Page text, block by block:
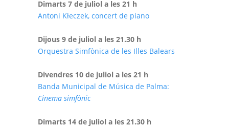
Dimarts 7 de juliol a les 21 h
Antoni Kłeczek, concert de piano
Dijous 9 de juliol a les 21.30 h
Orquestra Simfònica de les Illes Balears
Divendres 10 de juliol a les 21 h
Banda Municipal de Música de Palma:
Cinema simfònic
Dimarts 14 de juliol a les 21.30 h